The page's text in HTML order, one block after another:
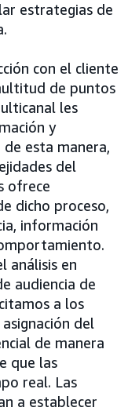
estrategias de
con el cliente
de puntos
les
y
esta manera,
del
ofrece
dicho proceso,
información
análisis en
audiencia de
a los
del
de manera
que las
real. Las
a establecer